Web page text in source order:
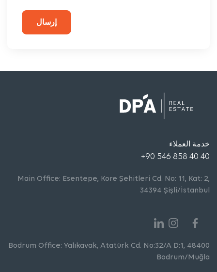
إرسال
خدمة العملاء
+90 546 858 40 40
Main Office: Esentepe, Kore Şehitleri Cd. No: 11, Kat: 2,
34394 Şişli/İstanbul
Bodrum Office: Yalıkavak, Atatürk Cd. No:32/A D:1, 48400
Bodrum/Muğla